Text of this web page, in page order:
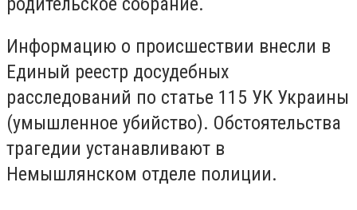
Информацию о происшествии внесли в
Единый реестр досудебных
расследований по статье 115 УК Украины
(умышленное убийство). Обстоятельства
трагедии устанавливают в
Немышлянском отделе полиции.